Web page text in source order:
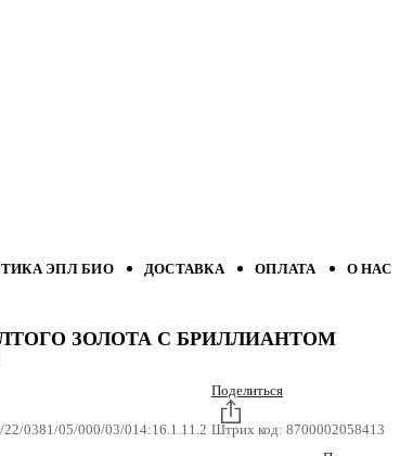
ЭПЛ БИО ДОСТАВКА ОПЛАТА О НАС
ЗОЛОТА С БРИЛЛИАНТОМ
0381/05/000/03/014:16.1.11.2
Поделиться
Штрих код: 8700002058413